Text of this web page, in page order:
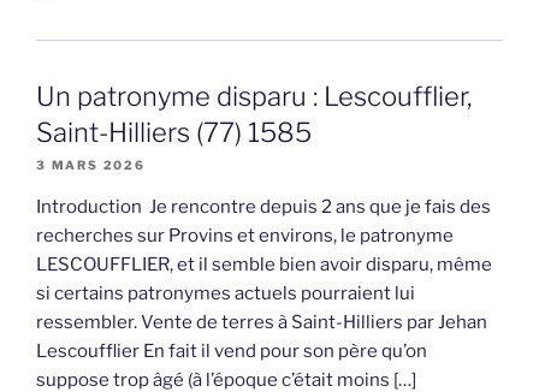
Un patronyme disparu : Lescoufflier,
Saint-Hilliers (77) 1585
3 MARS 2026
Introduction Je rencontre depuis 2 ans que je fais des
recherches sur Provins et environs, le patronyme
LESCOUFFLIER, et il semble bien avoir disparu, même
si certains patronymes actuels pourraient lui
ressembler. Vente de terres à Saint-Hilliers par Jehan
Lescoufflier En fait il vend pour son père qu’on
suppose trop âgé (à l’époque c’était moins […]